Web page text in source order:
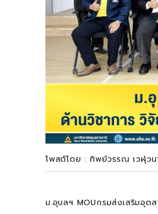
โพสต์โดย : ทิพย์วรรณ เวฬุ
ม.อุบลฯ MOUกรมส่งเสริมอุต